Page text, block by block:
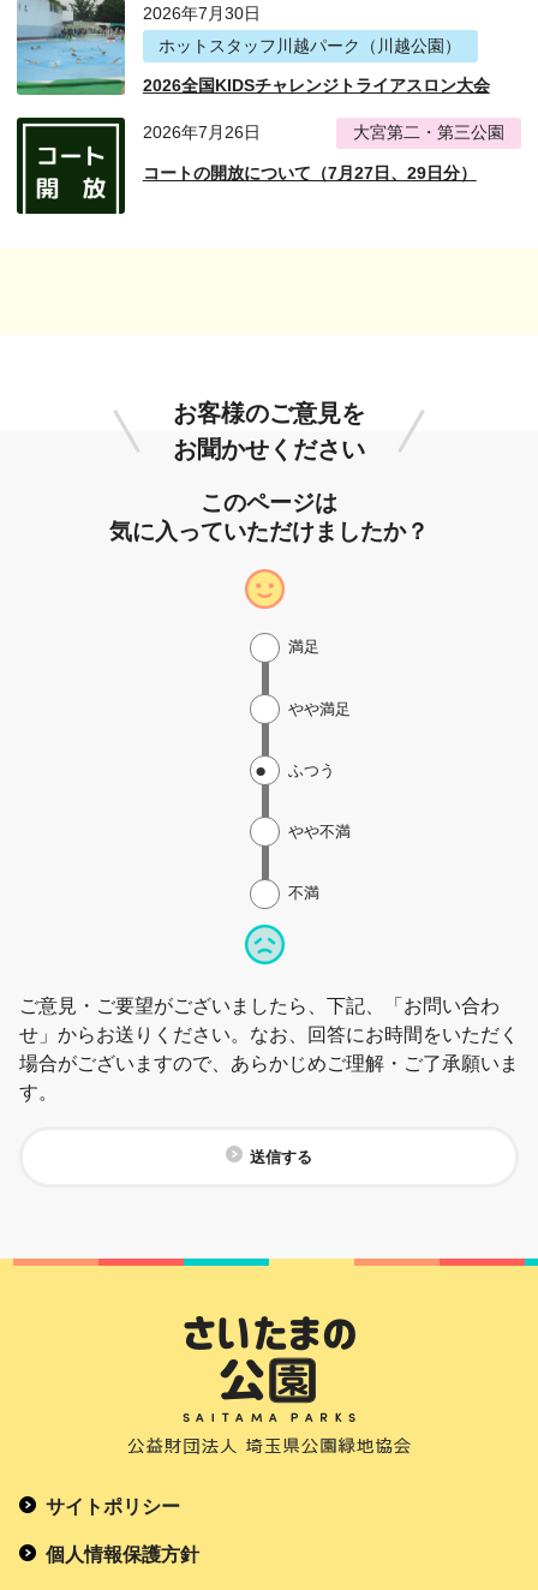
2026年7月30日
ホットスタッフ川越パーク（川越公園）
2026全国KIDSチャレンジトライアスロン大会
2026年7月26日 大宮第二・第三公園
コートの開放について（7月27日、29日分）
お客様のご意見を
お聞かせください
このページは
気に入っていただけましたか？
不満
やや不満
ふつう
やや満足
満足
ご意見・ご要望がございましたら、下記、「お問い合わ
せ」からお送りください。なお、回答にお時間をいただく
場合がございますので、あらかじめご理解・ご了承願いま
す。
送信する
サイトポリシー
個人情報保護方針